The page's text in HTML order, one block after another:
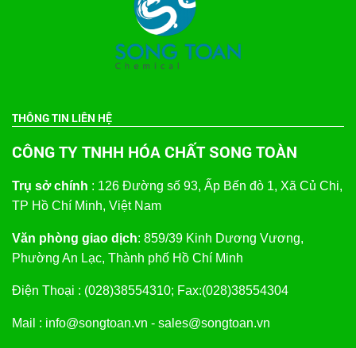
THÔNG TIN LIÊN HỆ
CÔNG TY TNHH HÓA CHẤT SONG TOÀN
Trụ sở chính : 126 Đường số 93, Ấp Bến đò 1, Xã Củ Chi,
TP Hồ Chí Minh, Việt Nam
Văn phòng giao dịch: 859/39 Kinh Dương Vương,
Phường An Lạc, Thành phố Hồ Chí Minh
Điện Thoại : (028)38554310; Fax:(028)38554304
Mail : info@songtoan.vn - sales@songtoan.vn